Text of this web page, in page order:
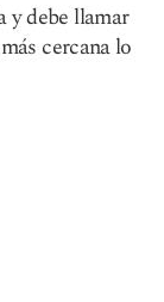
y debe llamar
cercana lo